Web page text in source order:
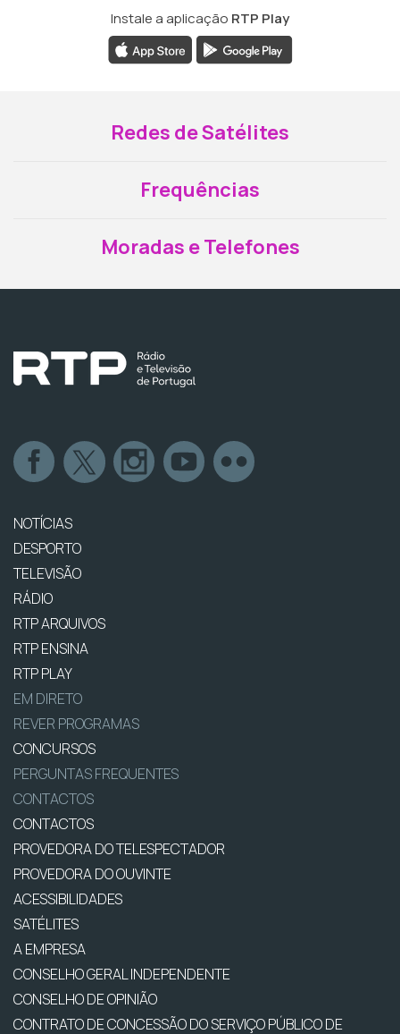
Instale a aplicação RTP Play
Redes de Satélites
Frequências
Moradas e Telefones
NOTÍCIAS
DESPORTO
TELEVISÃO
RÁDIO
RTP ARQUIVOS
RTP ENSINA
RTP PLAY
EM DIRETO
REVER PROGRAMAS
CONCURSOS
PERGUNTAS FREQUENTES
CONTACTOS
CONTACTOS
PROVEDORA DO TELESPECTADOR
PROVEDORA DO OUVINTE
ACESSIBILIDADES
SATÉLITES
A EMPRESA
CONSELHO GERAL INDEPENDENTE
CONSELHO DE OPINIÃO
CONTRATO DE CONCESSÃO DO SERVIÇO PÚBLICO DE